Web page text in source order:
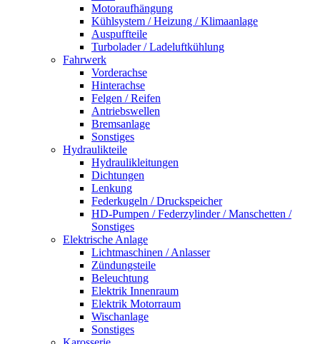
Motoraufhängung
Kühlsystem / Heizung / Klimaanlage
Auspuffteile
Turbolader / Ladeluftkühlung
Fahrwerk
Vorderachse
Hinterachse
Felgen / Reifen
Antriebswellen
Bremsanlage
Sonstiges
Hydraulikteile
Hydraulikleitungen
Dichtungen
Lenkung
Federkugeln / Druckspeicher
HD-Pumpen / Federzylinder / Manschetten /
Sonstiges
Elektrische Anlage
Lichtmaschinen / Anlasser
Zündungsteile
Beleuchtung
Elektrik Innenraum
Elektrik Motorraum
Wischanlage
Sonstiges